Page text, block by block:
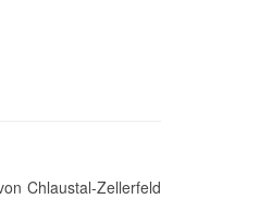
Chlaustal-Zellerfeld